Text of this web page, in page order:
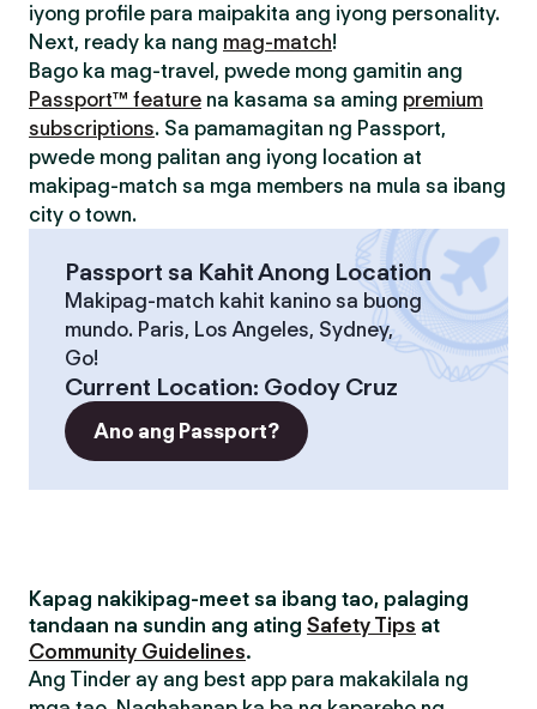
iyong profile para maipakita ang iyong personality.
Next, ready ka nang mag-match!
Bago ka mag-travel, pwede mong gamitin ang
Passport™ feature na kasama sa aming premium
subscriptions. Sa pamamagitan ng Passport,
pwede mong palitan ang iyong location at
makipag-match sa mga members na mula sa ibang
city o town.
Passport sa Kahit Anong Location
Makipag-match kahit kanino sa buong
mundo. Paris, Los Angeles, Sydney,
Go!
Current Location: Godoy Cruz
Ano ang Passport?
Kapag nakikipag-meet sa ibang tao, palaging
tandaan na sundin ang ating Safety Tips at
Community Guidelines.
Ang Tinder ay ang best app para makakilala ng